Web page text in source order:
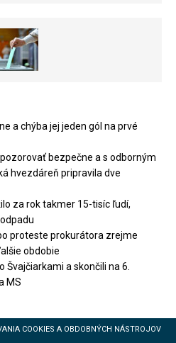
a chýba jej jeden gól na prvé
bezpečne a s odborným
hvezdáreň pripravila dve
za rok takmer 15-tisíc ľudí,
proteste prokurátora zrejme
obdobie
a skončili na 6.
MS
COOKIES A OBDOBNÝCH NÁSTROJOV